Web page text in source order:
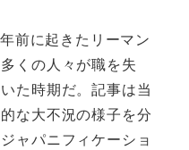
前に起きたリーマン
くの人々が職を失
た時期だ。記事は当
な大不況の様子を分
ャパニフィケーショ